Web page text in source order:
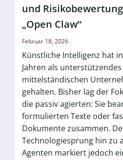
und
„Open Claw“
Februar 18, 2026
Künstliche Intelligenz hat
Jahren als
mittelständischen
gehalten. Bisher lag der
die passiv agierten: Sie
formulierten Texte oder
Dokumente zusammen.
Technologiesprung hin zu
Agenten markiert jedoch